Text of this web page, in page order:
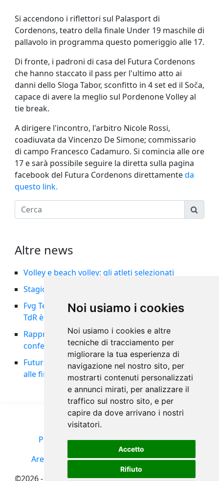
Noi usiamo i cookies
Noi usiamo i cookies e altre
tecniche di tracciamento per
migliorare la tua esperienza di
navigazione nel nostro sito, per
mostrarti contenuti personalizzati
e annunci mirati, per analizzare il
traffico sul nostro sito, e per
capire da dove arrivano i nostri
visitatori.
Accetto
Rifiuto
Si accendono i riflettori sul Palasport di
Cordenons, teatro della finale Under 19 maschile di
pallavolo in programma questo pomeriggio alle 17.
Di fronte, i padroni di casa del Futura Cordenons
che hanno staccato il pass per l'ultimo atto ai
danni dello Sloga Tabor, sconfitto in 4 set ed il Soča,
capace di avere la meglio sul Pordenone Volley al
tie break.
A dirigere l'incontro, l'arbitro Nicole Rossi,
coadiuvata da Vincenzo De Simone; commissario
di campo Francesco Cadamuro. Si comincia alle ore
17 e sarà possibile seguire la diretta sulla pagina
facebook del Futura Cordenons direttamenteda
questo link.
Altre news
Volley e beach volley: gli atleti selezionati
Stagione 2026/27: indizione ed organici
Fvg Team femminile nella storia: il 5° posto al
TdR è tra i migliori risultati di sempre
Rappresentativa maschile al 14° posto al TdR:
confermata la Pool A per il 2027
Futura Volley Cordenons vicecampione d’Italia
alle finali nazionali U13
Seguici su
Termini d'uso
Policy Privacy
Cookies Policy
Portale FIPAV
Area riservata
©2026 - FIPAV-FVG